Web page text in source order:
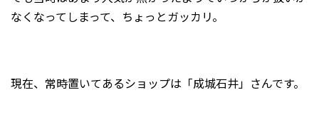
なくなってしまって、ちょっとガッカリ。
現在、常時置いてあるショップは「成城石井」さんです。